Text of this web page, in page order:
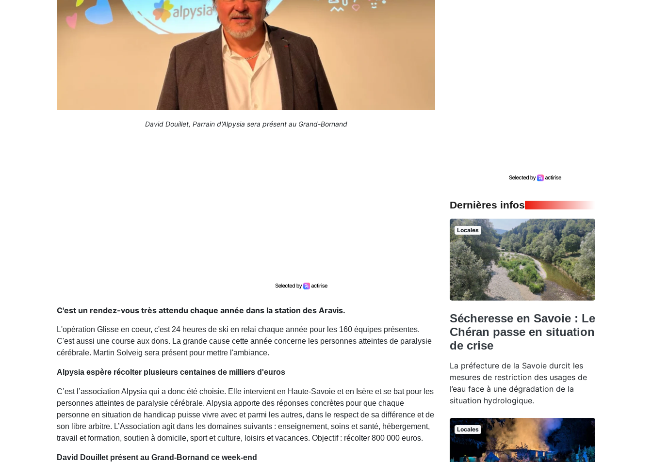
David Douillet, Parrain d'Alpysia sera présent au Grand-Bornand
C'est un rendez-vous très attendu chaque année dans la station des Aravis.
L'opération Glisse en coeur, c'est 24 heures de ski en relai chaque année pour les 160 équipes présentes.
C'est aussi une course aux dons. La grande cause cette année concerne les personnes atteintes de paralysie
cérébrale. Martin Solveig sera présent pour mettre l'ambiance.
Alpysia espère récolter plusieurs centaines de milliers d'euros
C’est l’association Alpysia qui a donc été choisie. Elle intervient en Haute-Savoie et en Isère et se bat pour les
personnes atteintes de paralysie cérébrale. Alpysia apporte des réponses concrètes pour que chaque
personne en situation de handicap puisse vivre avec et parmi les autres, dans le respect de sa différence et de
son libre arbitre. L’Association agit dans les domaines suivants : enseignement, soins et santé, hébergement,
travail et formation, soutien à domicile, sport et culture, loisirs et vacances. Objectif : récolter 800 000 euros.
David Douillet présent au Grand-Bornand ce week-end
Dernières infos
Locales
Sécheresse en Savoie : Le
Chéran passe en situation
de crise
La préfecture de la Savoie durcit les
mesures de restriction des usages de
l’eau face à une dégradation de la
situation hydrologique.
Locales